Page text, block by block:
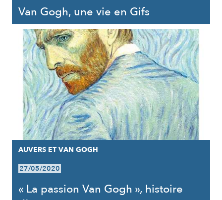
Van Gogh, une vie en Gifs
AUVERS ET VAN GOGH
27/05/2020
« La passion Van Gogh », histoire